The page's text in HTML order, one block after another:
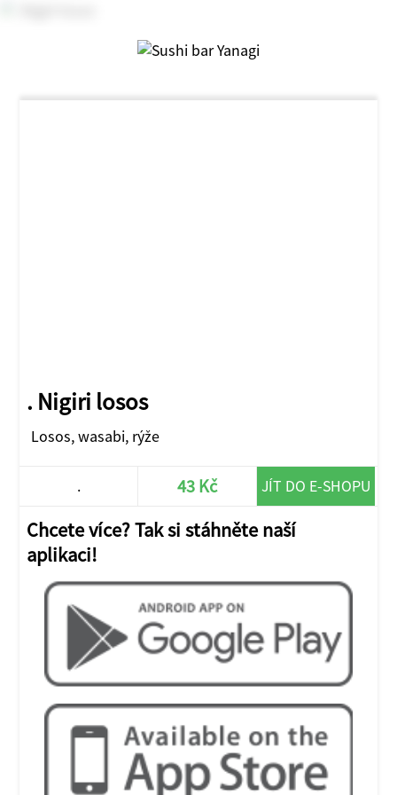
. Nigiri losos
Losos, wasabi, rýže
. 43 Kč JÍT DO E-SHOPU
Chcete více? Tak si stáhněte naší
aplikaci!